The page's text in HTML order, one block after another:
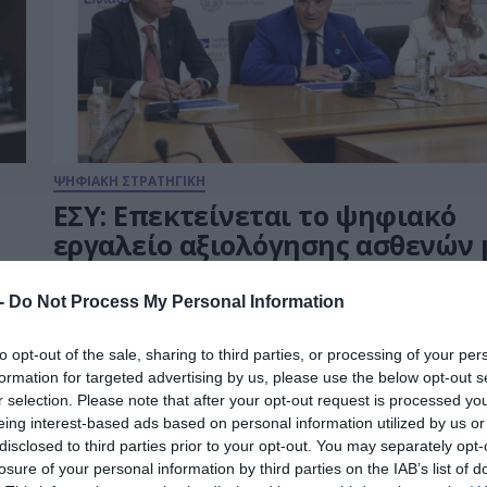
Do Not Process My Personal Information
opt-out of the sale, sharing to third parties, or processing of your
for targeted advertising by us, please use the below opt-out
selection. Please note that after your opt-out request is processed
interest-based ads based on personal information utilized by us
to third parties prior to your opt-out. You may separately
of your personal information by third parties on the IAB’s list of
ΨΗΦΙΑΚΗ ΣΤΡΑΤΗΓΙΚΗ
ΕΣΥ: Επεκτείνεται το ψηφιακό
εργαλείο αξιολόγησης ασθενών
νέες υπηρεσίες για ογκολογικά
παιδιατρικά περιστατικά
29.07.2026